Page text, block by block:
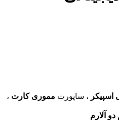
اسپیکر ، ساپورت مموری کارت ،
دو آلارم